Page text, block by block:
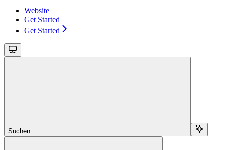
Website
Get Started
Get Started
Suchen...